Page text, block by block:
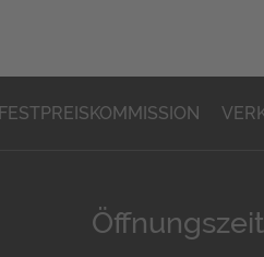
FESTPREISKOMMISSION